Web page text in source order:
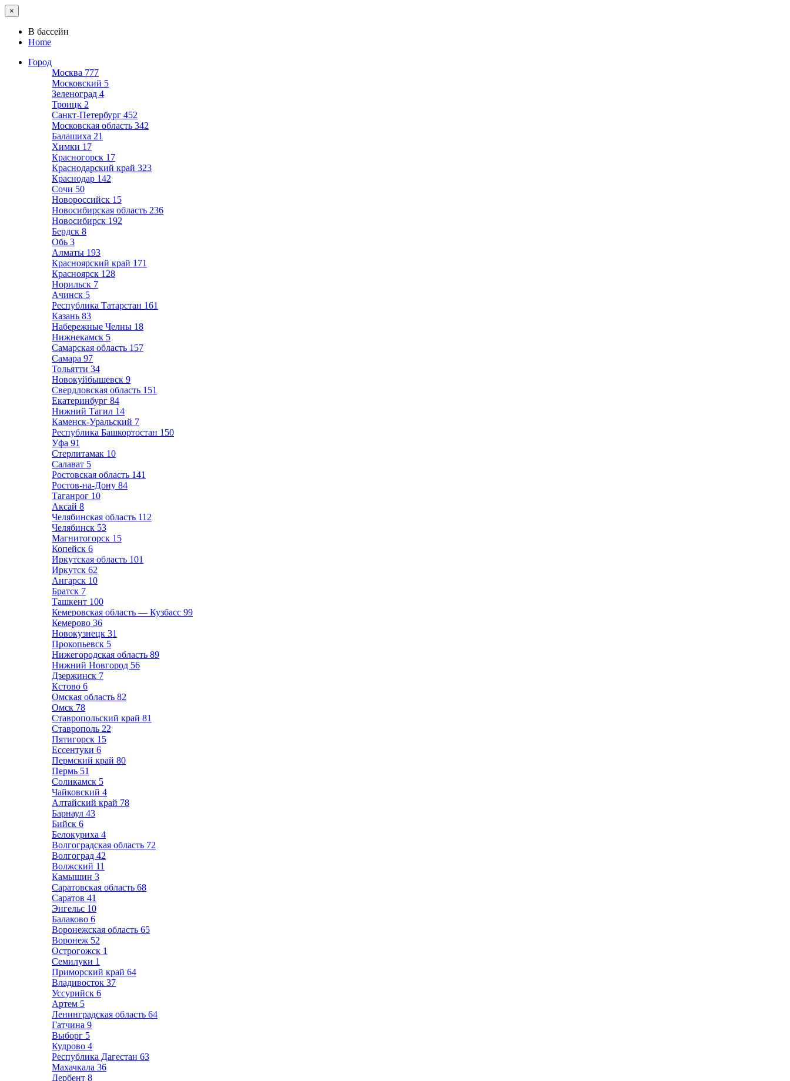
×
В бассейн
Home
Город
Москва 777
Московский 5
Зеленоград 4
Троицк 2
Санкт-Петербург 452
Московская область 342
Балашиха 21
Химки 17
Красногорск 17
Краснодарский край 323
Краснодар 142
Сочи 50
Новороссийск 15
Новосибирская область 236
Новосибирск 192
Бердск 8
Обь 3
Алматы 193
Красноярский край 171
Красноярск 128
Норильск 7
Ачинск 5
Республика Татарстан 161
Казань 83
Набережные Челны 18
Нижнекамск 5
Самарская область 157
Самара 97
Тольятти 34
Новокуйбышевск 9
Свердловская область 151
Екатеринбург 84
Нижний Тагил 14
Каменск-Уральский 7
Республика Башкортостан 150
Уфа 91
Стерлитамак 10
Салават 5
Ростовская область 141
Ростов-на-Дону 84
Таганрог 10
Аксай 8
Челябинская область 112
Челябинск 53
Магнитогорск 15
Копейск 6
Иркутская область 101
Иркутск 62
Ангарск 10
Братск 7
Ташкент 100
Кемеровская область — Кузбасс 99
Кемерово 36
Новокузнецк 31
Прокопьевск 5
Нижегородская область 89
Нижний Новгород 56
Дзержинск 7
Кстово 6
Омская область 82
Омск 78
Ставропольский край 81
Ставрополь 22
Пятигорск 15
Ессентуки 6
Пермский край 80
Пермь 51
Соликамск 5
Чайковский 4
Алтайский край 78
Барнаул 43
Бийск 6
Белокуриха 4
Волгоградская область 72
Волгоград 42
Волжский 11
Камышин 3
Саратовская область 68
Саратов 41
Энгельс 10
Балаково 6
Воронежская область 65
Воронеж 52
Острогожск 1
Семилуки 1
Приморский край 64
Владивосток 37
Уссурийск 6
Артем 5
Ленинградская область 64
Гатчина 9
Выборг 5
Кудрово 4
Республика Дагестан 63
Махачкала 36
Дербент 8